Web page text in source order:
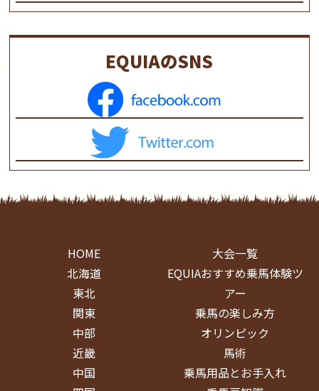
EQUIAのSNS
HOME
北海道
東北
関東
中部
近畿
中国
大会一覧
EQUIAおすすめ乗馬体験ツ
アー
乗馬の楽しみ方
オリンピック
馬術
乗馬用品とお手入れ